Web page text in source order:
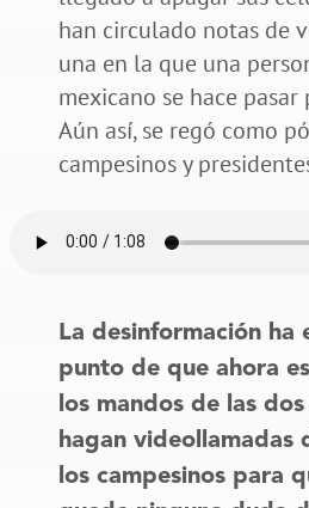
han circulado notas de
una en la que una
mexicano se hace pasar
Aún así, se regó como
campesinos y
La desinformación ha
punto de que ahora
los mandos de las
hagan videollamadas
los campesinos para